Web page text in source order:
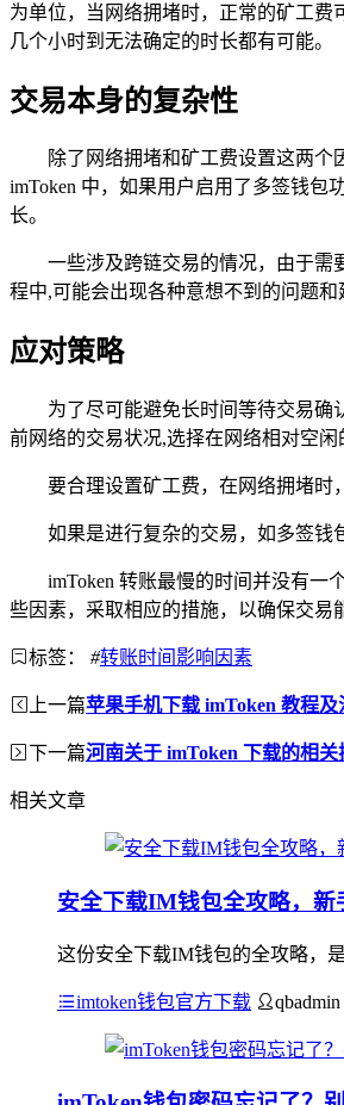
为单位，当网络拥堵时，正常的矿工费
几个小时到无法确定的时长都有可能。
交易本身的复杂性
除了网络拥堵和矿工费设置这两
imToken 中，如果用户启用了多签钱
长。
一些涉及跨链交易的情况，由于需
程中,可能会出现各种意想不到的问题和
应对策略
为了尽可能避免长时间等待交易
前网络的交易状况,选择在网络相对空闲
要合理设置矿工费，在网络拥堵时
如果是进行复杂的交易，如多签钱
imToken 转账最慢的时间并没有一
些因素，采取相应的措施，以确保交易
标签： #转账时间影响因素
上一篇苹果手机下载 imToken 教程及
下一篇河南关于 imToken 下载的相关
相关文章
安全下载IM钱包全攻略，
这份安全下载IM钱包的全攻略，
imtoken钱包官方下载 qbadmin